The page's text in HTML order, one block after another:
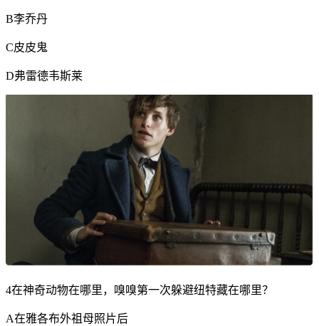
B李乔丹
C皮皮鬼
D弗雷德韦斯莱
4在神奇动物在哪里，嗅嗅第一次躲避纽特藏在哪里？
A在雅各布外祖母照片后